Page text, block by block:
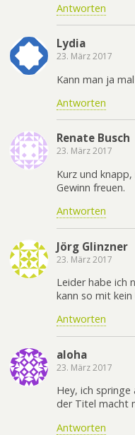
Antworten
Lydia
23. März 2017
Kann man ja
Antworten
Renate Busch
23. März 2017
Kurz und
Gewinn freuen.
Antworten
Jörg Glinzner
23. März 2017
Leider habe ich
kann so mit
Antworten
aloha
23. März 2017
Hey, ich
der Titel macht
Antworten